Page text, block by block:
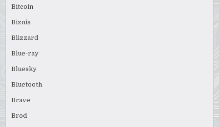
Bitcoin
Biznis
Blizzard
Blue-ray
Bluesky
Bluetooth
Brave
Brod